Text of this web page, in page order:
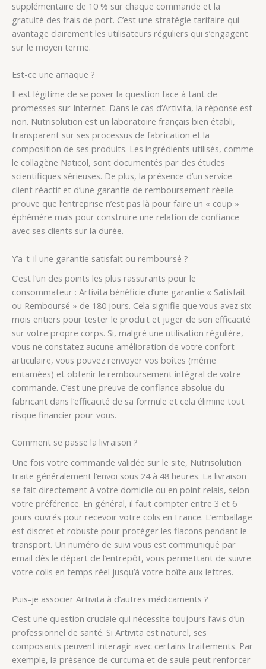
supplémentaire de 10 % sur chaque commande et la
gratuité des frais de port. C’est une stratégie tarifaire qui
avantage clairement les utilisateurs réguliers qui s’engagent
sur le moyen terme.
Est-ce une arnaque ?
Il est légitime de se poser la question face à tant de
promesses sur Internet. Dans le cas d’Artivita, la réponse est
non. Nutrisolution est un laboratoire français bien établi,
transparent sur ses processus de fabrication et la
composition de ses produits. Les ingrédients utilisés, comme
le collagène Naticol, sont documentés par des études
scientifiques sérieuses. De plus, la présence d’un service
client réactif et d’une garantie de remboursement réelle
prouve que l’entreprise n’est pas là pour faire un « coup »
éphémère mais pour construire une relation de confiance
avec ses clients sur la durée.
Y’a-t-il une garantie satisfait ou remboursé ?
C’est l’un des points les plus rassurants pour le
consommateur : Artivita bénéficie d’une garantie « Satisfait
ou Remboursé » de 180 jours. Cela signifie que vous avez six
mois entiers pour tester le produit et juger de son efficacité
sur votre propre corps. Si, malgré une utilisation régulière,
vous ne constatez aucune amélioration de votre confort
articulaire, vous pouvez renvoyer vos boîtes (même
entamées) et obtenir le remboursement intégral de votre
commande. C’est une preuve de confiance absolue du
fabricant dans l’efficacité de sa formule et cela élimine tout
risque financier pour vous.
Comment se passe la livraison ?
Une fois votre commande validée sur le site, Nutrisolution
traite généralement l’envoi sous 24 à 48 heures. La livraison
se fait directement à votre domicile ou en point relais, selon
votre préférence. En général, il faut compter entre 3 et 6
jours ouvrés pour recevoir votre colis en France. L’emballage
est discret et robuste pour protéger les flacons pendant le
transport. Un numéro de suivi vous est communiqué par
email dès le départ de l’entrepôt, vous permettant de suivre
votre colis en temps réel jusqu’à votre boîte aux lettres.
Puis-je associer Artivita à d’autres médicaments ?
C’est une question cruciale qui nécessite toujours l’avis d’un
professionnel de santé. Si Artivita est naturel, ses
composants peuvent interagir avec certains traitements. Par
exemple, la présence de curcuma et de saule peut renforcer